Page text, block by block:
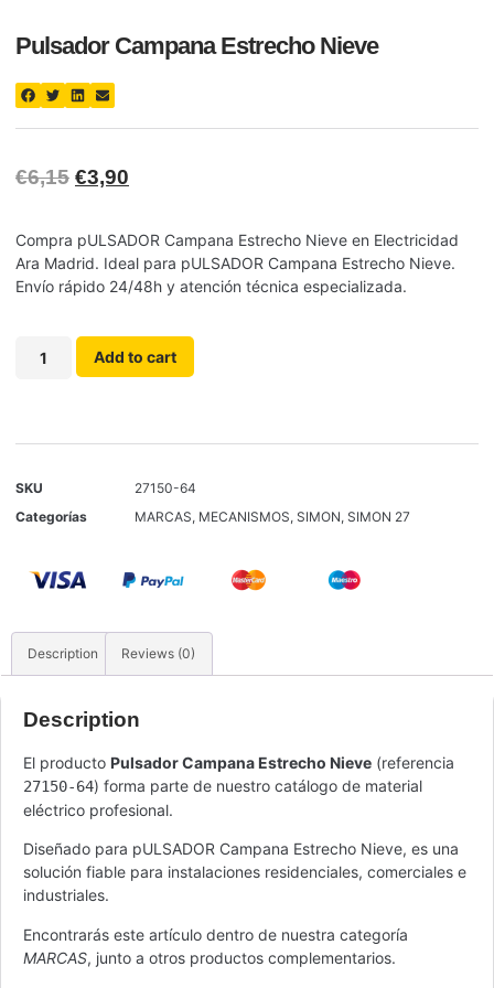
Pulsador Campana Estrecho Nieve
€6,15 €3,90
Compra pULSADOR Campana Estrecho Nieve en Electricidad
Ara Madrid. Ideal para pULSADOR Campana Estrecho Nieve.
Envío rápido 24/48h y atención técnica especializada.
Add to cart
SKU
27150-64
Categorías
MARCAS, MECANISMOS, SIMON, SIMON 27
Description Reviews (0)
Description
El producto Pulsador Campana Estrecho Nieve (referencia
27150-64) forma parte de nuestro catálogo de material
eléctrico profesional.
Diseñado para pULSADOR Campana Estrecho Nieve, es una
solución fiable para instalaciones residenciales, comerciales e
industriales.
Encontrarás este artículo dentro de nuestra categoría
MARCAS, junto a otros productos complementarios.